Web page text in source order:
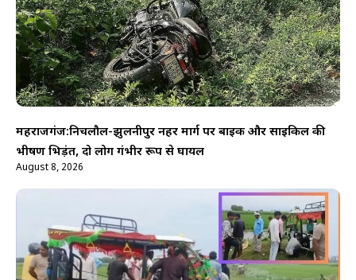
महराजगंज:निचलौल-झुलनीपुर नहर मार्ग पर बाइक और साइकिल की
भीषण भिड़ंत, दो लोग गंभीर रूप से घायल
August 8, 2026